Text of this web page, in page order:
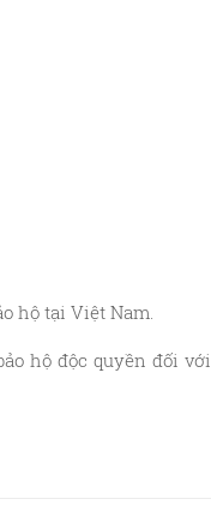
hộ tại Việt Nam.
hộ độc quyền đối với